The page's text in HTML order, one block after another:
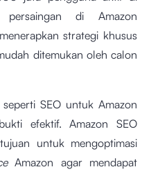
di Amazon
strategi khusus
ditemukan oleh calon
SEO untuk Amazon
efektif. Amazon SEO
untuk mengoptimasi
Amazon agar mendapat